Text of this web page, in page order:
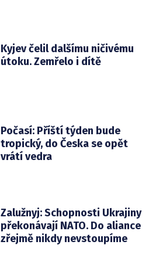
Kyjev čelil dalšímu ničivému
útoku. Zemřelo i dítě
Počasí: Příští týden bude
tropický, do Česka se opět
vrátí vedra
Zalužnyj: Schopnosti Ukrajiny
překonávají NATO. Do aliance
zřejmě nikdy nevstoupíme